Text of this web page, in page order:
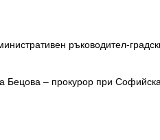
ръководител-
– прокурор при Софийска